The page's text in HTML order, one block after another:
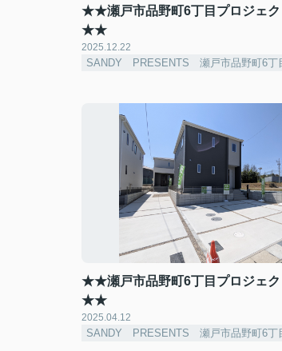
★★瀬戸市品野町6丁目プロジェ
★★
2025.12.22
SANDY PRESENTS 瀬戸市品野町6丁
★★瀬戸市品野町6丁目プロジェ
★★
2025.04.12
SANDY PRESENTS 瀬戸市品野町6丁